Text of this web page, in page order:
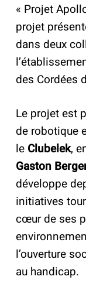
« Projet
projet
dans deux
des Cordées
Le projet est
de robotique
le Clubelek,
Gaston
développe
initiatives
cœur de ses
l’ouverture
au handicap.